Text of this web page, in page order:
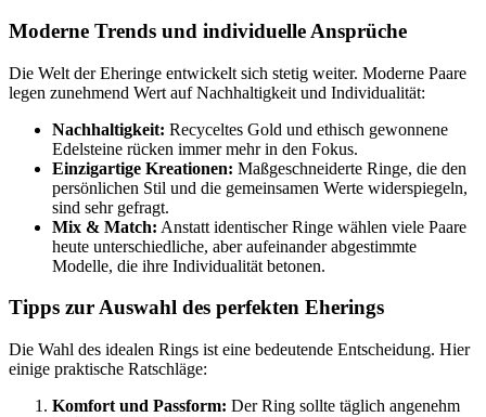
Moderne Trends und individuelle Ansprüche
Die Welt der Eheringe entwickelt sich stetig weiter. Moderne Paare
legen zunehmend Wert auf Nachhaltigkeit und Individualität:
Nachhaltigkeit: Recyceltes Gold und ethisch gewonnene
Edelsteine rücken immer mehr in den Fokus.
Einzigartige Kreationen: Maßgeschneiderte Ringe, die den
persönlichen Stil und die gemeinsamen Werte widerspiegeln,
sind sehr gefragt.
Mix & Match: Anstatt identischer Ringe wählen viele Paare
heute unterschiedliche, aber aufeinander abgestimmte
Modelle, die ihre Individualität betonen.
Tipps zur Auswahl des perfekten Eherings
Die Wahl des idealen Rings ist eine bedeutende Entscheidung. Hier
einige praktische Ratschläge:
Komfort und Passform: Der Ring sollte täglich angenehm